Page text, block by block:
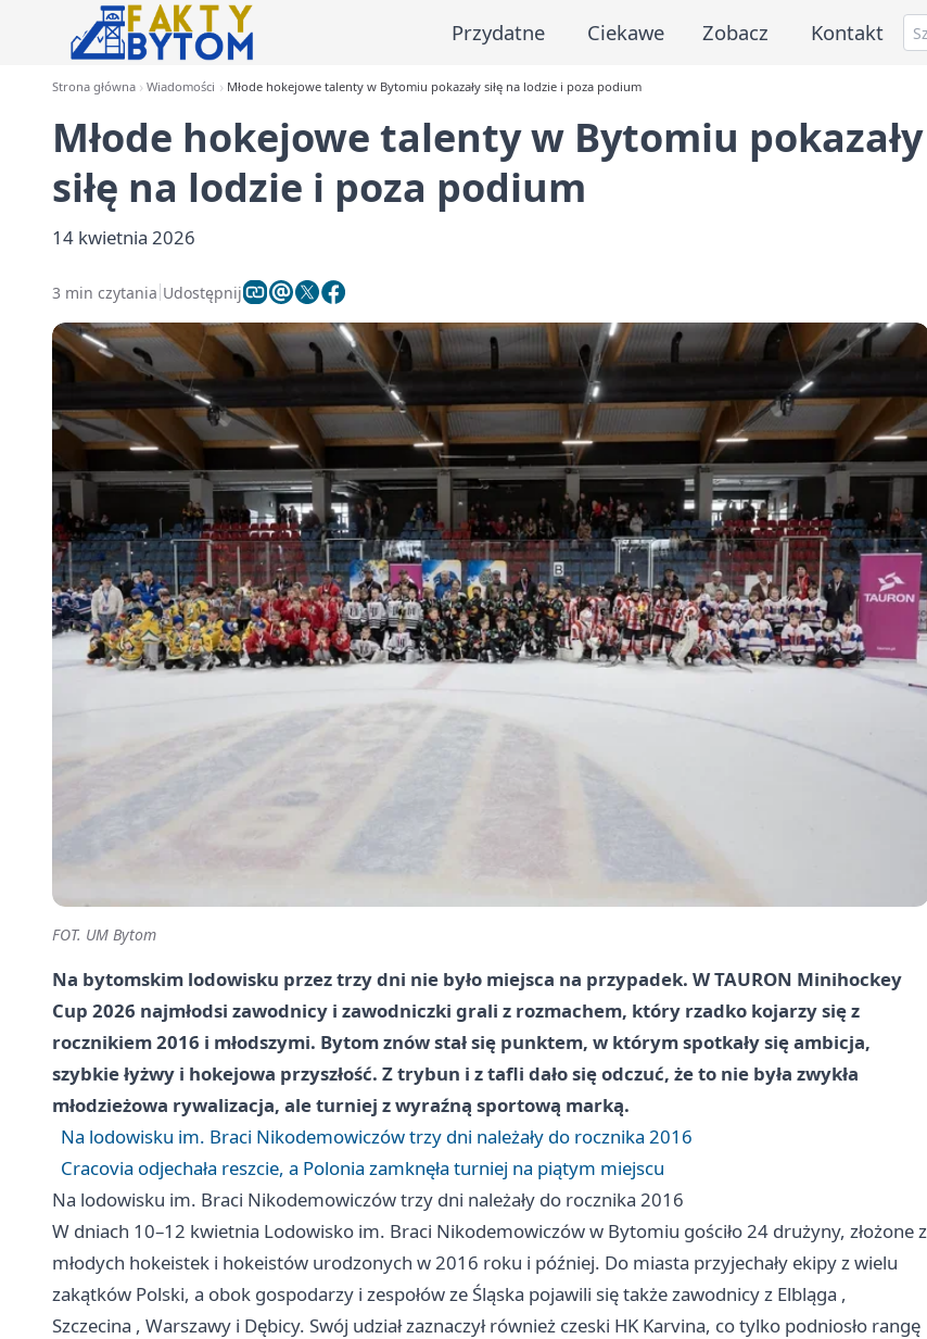
Przydatne Ciekawe Zobacz Kontakt
Strona główna Wiadomości Młode hokejowe talenty w Bytomiu pokazały siłę na lodzie i poza podium
Młode hokejowe talenty w Bytomiu pokazały
siłę na lodzie i poza podium
14 kwietnia 2026
3 min czytania Udostępnij
FOT. UM Bytom
Na bytomskim lodowisku przez trzy dni nie było miejsca na przypadek. W TAURON Minihockey
Cup 2026 najmłodsi zawodnicy i zawodniczki grali z rozmachem, który rzadko kojarzy się z
rocznikiem 2016 i młodszymi. Bytom znów stał się punktem, w którym spotkały się ambicja,
szybkie łyżwy i hokejowa przyszłość. Z trybun i z tafli dało się odczuć, że to nie była zwykła
młodzieżowa rywalizacja, ale turniej z wyraźną sportową marką.
Na lodowisku im. Braci Nikodemowiczów trzy dni należały do rocznika 2016
Cracovia odjechała reszcie, a Polonia zamknęła turniej na piątym miejscu
Na lodowisku im. Braci Nikodemowiczów trzy dni należały do rocznika 2016
W dniach 10–12 kwietnia Lodowisko im. Braci Nikodemowiczów w Bytomiu gościło 24 drużyny, złożone z
młodych hokeistek i hokeistów urodzonych w 2016 roku i później. Do miasta przyjechały ekipy z wielu
zakątków Polski, a obok gospodarzy i zespołów ze Śląska pojawili się także zawodnicy z Elbląga ,
Szczecina , Warszawy i Dębicy. Swój udział zaznaczył również czeski HK Karvina, co tylko podniosło rangę